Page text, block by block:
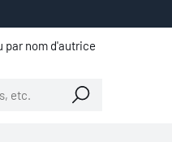
par nom d'autrice